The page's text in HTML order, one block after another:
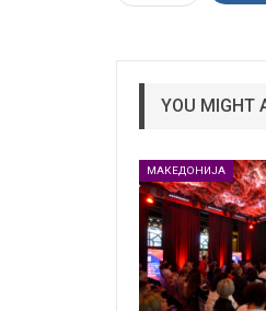
YOU MIGHT
МАКЕДОНИЈА